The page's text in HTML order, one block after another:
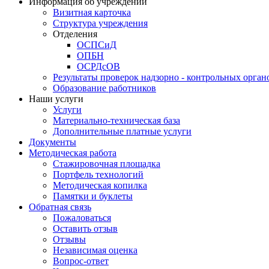
Визитная карточка
Структура учреждения
Отделения
ОСПСиД
ОПБН
ОСРДсОВ
Результаты проверок надзорно - контрольных
Образование работников
Наши услуги
Услуги
Материально-техническая база
Дополнительные платные услуги
Документы
Методическая работа
Стажировочная площадка
Портфель технологий
Методическая копилка
Памятки и буклеты
Обратная связь
Пожаловаться
Оставить отзыв
Отзывы
Независимая оценка
Вопрос-ответ